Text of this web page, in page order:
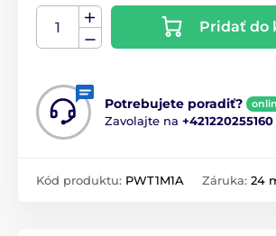
Pridať do
Potrebujete poradiť?
Zavolajte na +421220255160
Kód produktu: PWT1M1A Záruka: 24